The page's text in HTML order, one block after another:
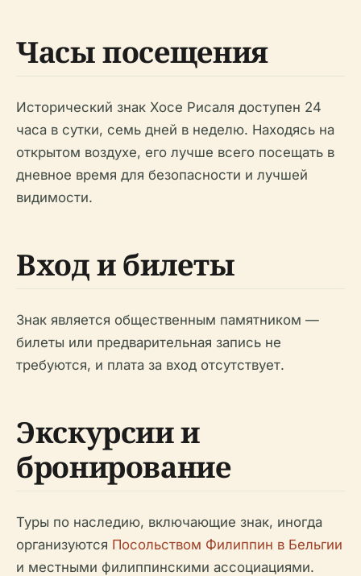
Часы посещения
Исторический знак Хосе Рисаля доступен 24
часа в сутки, семь дней в неделю. Находясь на
открытом воздухе, его лучше всего посещать в
дневное время для безопасности и лучшей
видимости.
Вход и билеты
Знак является общественным памятником —
билеты или предварительная запись не
требуются, и плата за вход отсутствует.
Экскурсии и
бронирование
Туры по наследию, включающие знак, иногда
организуются Посольством Филиппин в Бельгии
и местными филиппинскими ассоциациями.